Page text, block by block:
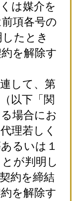
は媒介を
項各号の
たとき
を解除す
して、第
以下「関
場合にお
理若しく
るいは１
が判明し
約を締結
を解除す